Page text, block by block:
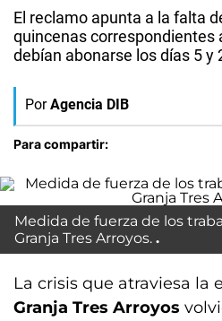
El reclamo apunta a la falta
quincenas correspondientes
debían abonarse los días 5 y
Por Agencia DIB
Para compartir:
Medida de fuerza de los
Granja Tres Arroyos.
La crisis que atraviesa la
Granja Tres Arroyos